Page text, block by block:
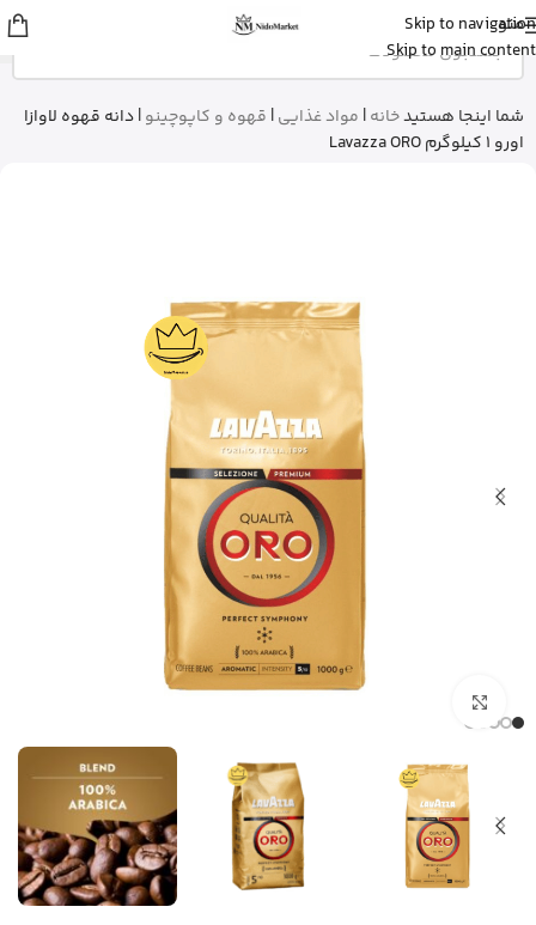
Skip to navigation
Skip to main content
منو
شما اینجا هستیدخانه| مواد غذایی| قهوه و کاپوچینو|دانه قهوه لاوازا
اورو 1 کیلوگرم Lavazza ORO
علیاز ساری
بالم سیکاپلاست لاروش پوزای رو خرید
15 دقیقه پیش